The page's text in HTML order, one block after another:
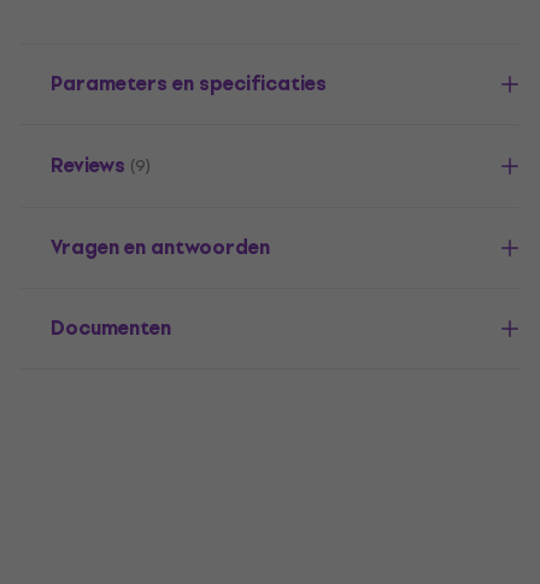
Parameters en specificaties
Reviews (9)
Vragen en antwoorden
Documenten